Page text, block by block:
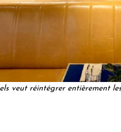
veut réintégrer entièrement